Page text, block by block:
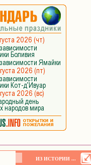
ИЗ ИСТОРИИ ...